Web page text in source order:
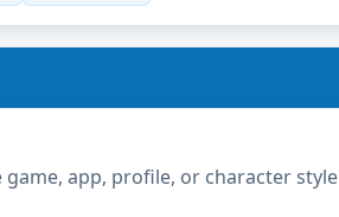
app, profile, or character style